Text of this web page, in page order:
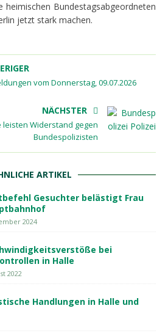
heimischen Bundestagsabgeordneten
jetzt stark machen.
vom Donnerstag, 09.07.2026
NÄCHSTER
leisten Widerstand gegen
Bundespolizisten
ARTIKEL
Gesuchter belästigt Frau
2024
bei
in Halle
2022
Handlungen in Halle und